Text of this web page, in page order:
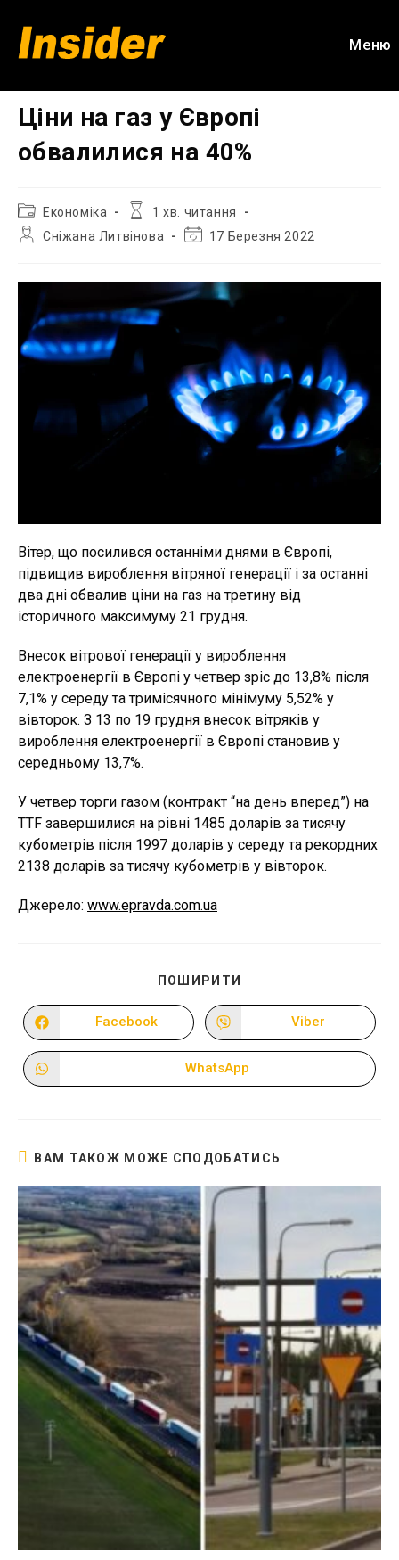
вмісту
Меню
Ціни на газ у Європі
обвалилися на 40%
Категорія
запису:
Економіка
Час
1 хв. читання
АвторСніжана Литвінова
Остання17 Березня 2022
Вітер, що посилився останніми днями в Європі,
підвищив вироблення вітряної генерації і за останні
два дні обвалив ціни на газ на третину від
історичного максимуму 21 грудня.
Внесок вітрової генерації у вироблення
електроенергії в Європі у четвер зріс до 13,8% після
7,1% у середу та тримісячного мінімуму 5,52% у
вівторок. З 13 по 19 грудня внесок вітряків у
вироблення електроенергії в Європі становив у
середньому 13,7%.
У четвер торги газом (контракт “на день вперед”) на
TTF завершилися на рівні 1485 доларів за тисячу
кубометрів після 1997 доларів у середу та рекордних
2138 доларів за тисячу кубометрів у вівторок.
Джерело: www.epravda.com.ua
ПОШИРИТИ
ВМІСТОМ
Відкрити
в
новому
Facebook
Відкрити
в
новому
Viber
Відкрити
в
WhatsApp
ВАМ ТАКОЖ МОЖЕ СПОДОБАТИСЬ